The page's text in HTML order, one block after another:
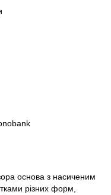
основа з насиченим
різних форм,